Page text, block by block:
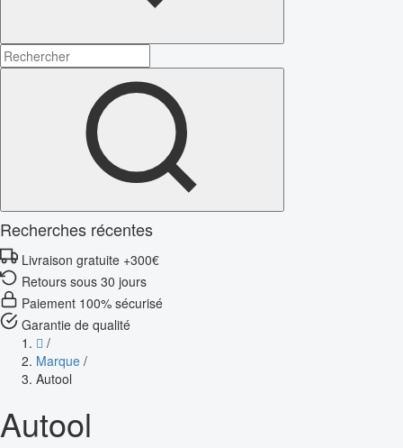
Recherches récentes
Livraison gratuite +300€
Retours sous 30 jours
Paiement 100% sécurisé
Garantie de qualité
/
Marque /
Autool
Autool